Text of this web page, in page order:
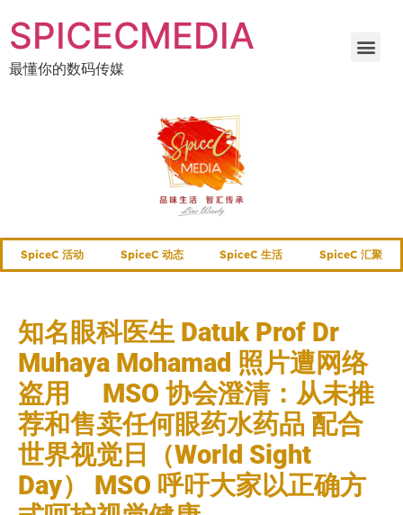
SPICECMEDIA
最懂你的数码传媒
SpiceC 活动 SpiceC 动态 SpiceC 生活 SpiceC 汇聚
知名眼科医生 Datuk Prof Dr
Muhaya Mohamad 照片遭网络
盗用 MSO 协会澄清：从未推
荐和售卖任何眼药水药品 配合
世界视觉日（World Sight
Day） MSO 呼吁大家以正确方